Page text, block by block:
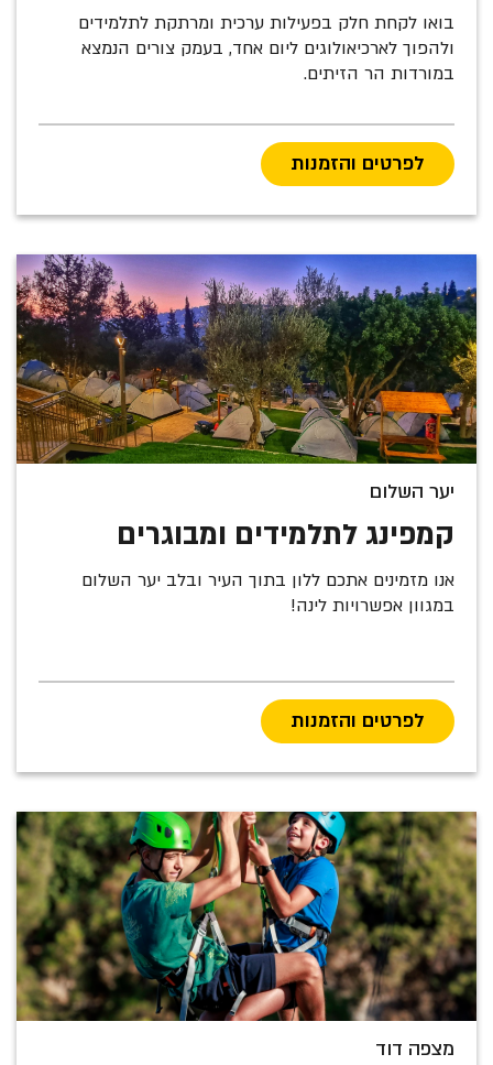
בואו לקחת חלק בפעילות ערכית ומרתקת לתלמידים
ולהפוך לארכיאולוגים ליום אחד, בעמק צורים הנמצא
במורדות הר הזיתים.
לפרטים והזמנות
יער השלום
קמפינג לתלמידים ומבוגרים
אנו מזמינים אתכם ללון בתוך העיר ובלב יער השלום
במגוון אפשרויות לינה!
לפרטים והזמנות
מצפה דוד